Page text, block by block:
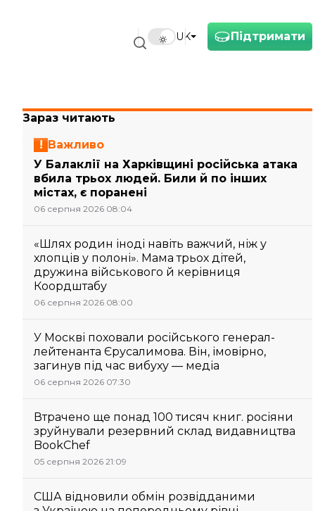
Підтримати
UK
Зараз читають
Важливо
У Балаклії на Харківщині російська атака
вбила трьох людей. Били й по інших
містах, є поранені
06 серпня 2026 08:04
«Шлях родин іноді навіть важчий, ніж у
хлопців у полоні». Мама трьох дітей,
дружина військового й керівниця
Коордштабу
06 серпня 2026 08:00
У Москві поховали російського генерал-
лейтенанта Єрусалимова. Він, імовірно,
загинув під час вибуху — медіа
06 серпня 2026 07:30
Втрачено ще понад 100 тисяч книг. росіяни
зруйнували резервний склад видавництва
BookChef
05 серпня 2026 21:09
США відновили обмін розвідданими